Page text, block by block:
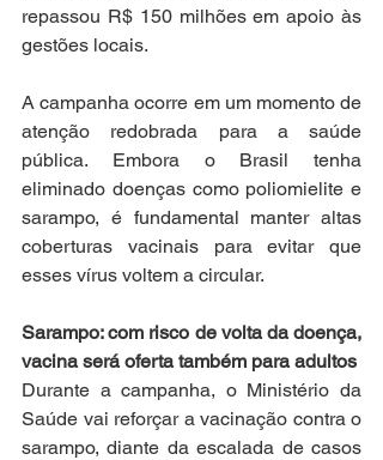
repassou R$ 150 milhões em apoio às
gestões locais.
A campanha ocorre em um momento de
atenção redobrada para a saúde
pública. Embora o Brasil tenha
eliminado doenças como poliomielite e
sarampo, é fundamental manter altas
coberturas vacinais para evitar que
esses vírus voltem a circular.
Sarampo: com risco de volta da doença,
vacina será oferta também para adultos
Durante a campanha, o Ministério da
Saúde vai reforçar a vacinação contra o
sarampo, diante da escalada de casos